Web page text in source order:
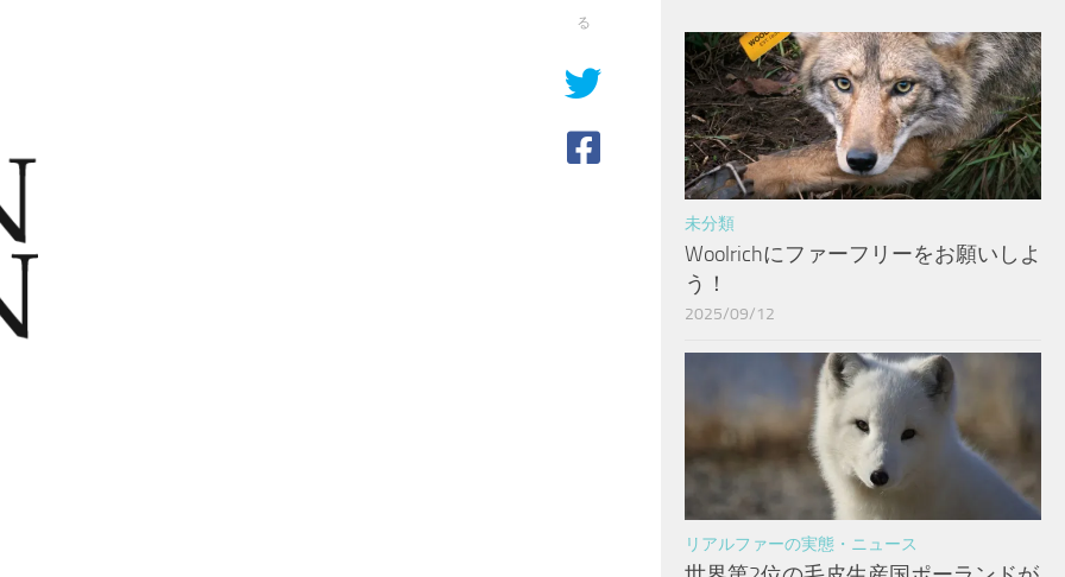
る
未分類
Woolrichにファーフリーをお願いしよ
う！
2025/09/12
リアルファーの実態・ニュース